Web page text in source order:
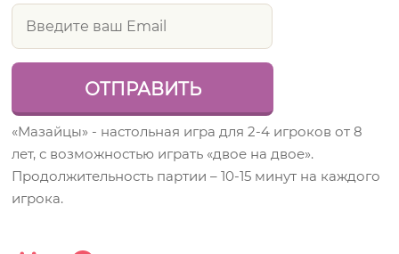
«Мазайцы» - настольная игра для 2-4 игроков от 8
лет, с возможностью играть «двое на двое».
Продолжительность партии – 10-15 минут на каждого
игрока.